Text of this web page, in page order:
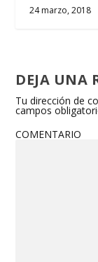
24 marzo, 2018
DEJA UNA
Tu dirección de
campos
COMENTARIO